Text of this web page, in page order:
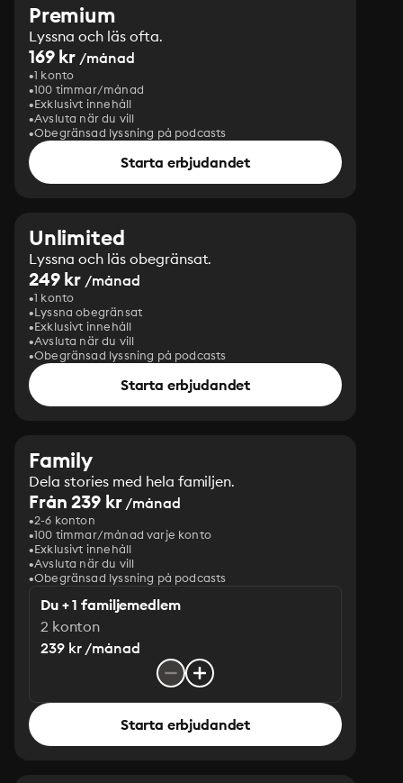
Premium
Lyssna och läs ofta.
169 kr /månad
1 konto
100 timmar/månad
Exklusivt innehåll
Avsluta när du vill
Obegränsad lyssning på podcasts
Starta erbjudandet
Unlimited
Lyssna och läs obegränsat.
249 kr /månad
1 konto
Lyssna obegränsat
Exklusivt innehåll
Avsluta när du vill
Obegränsad lyssning på podcasts
Starta erbjudandet
Family
Dela stories med hela familjen.
Från 239 kr/månad
2-6 konton
100 timmar/månad varje konto
Exklusivt innehåll
Avsluta när du vill
Obegränsad lyssning på podcasts
Du + 1 familjemedlem
2 konton
239 kr /månad
Starta erbjudandet